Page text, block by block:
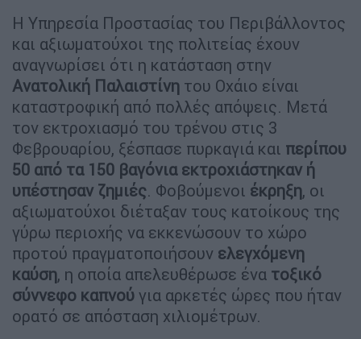
Η Υπηρεσία Προστασίας του Περιβάλλοντος
και αξιωματούχοι της πολιτείας έχουν
αναγνωρίσει ότι η κατάσταση στην
Ανατολική Παλαιστίνη του Οχάιο είναι
καταστροφική από πολλές απόψεις. Μετά
τον εκτροχιασμό του τρένου στις 3
Φεβρουαρίου, ξέσπασε πυρκαγιά και περίπου
50 από τα 150 βαγόνια εκτροχιάστηκαν ή
υπέστησαν ζημιές. Φοβούμενοι έκρηξη, οι
αξιωματούχοι διέταξαν τους κατοίκους της
γύρω περιοχής να εκκενώσουν το χώρο
προτού πραγματοποιήσουν ελεγχόμενη
καύση, η οποία απελευθέρωσε ένα τοξικό
σύννεφο καπνού για αρκετές ώρες που ήταν
ορατό σε απόσταση χιλιομέτρων.